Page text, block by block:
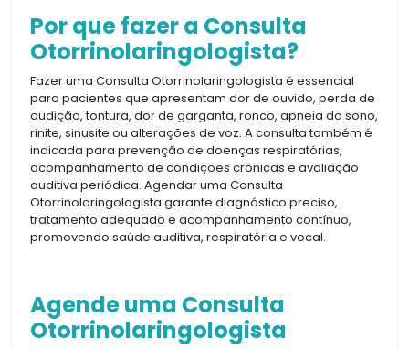
Por que fazer a Consulta
Otorrinolaringologista?
Fazer uma Consulta Otorrinolaringologista é essencial
para pacientes que apresentam dor de ouvido, perda de
audição, tontura, dor de garganta, ronco, apneia do sono,
rinite, sinusite ou alterações de voz. A consulta também é
indicada para prevenção de doenças respiratórias,
acompanhamento de condições crônicas e avaliação
auditiva periódica. Agendar uma Consulta
Otorrinolaringologista garante diagnóstico preciso,
tratamento adequado e acompanhamento contínuo,
promovendo saúde auditiva, respiratória e vocal.
Agende uma Consulta
Otorrinolaringologista